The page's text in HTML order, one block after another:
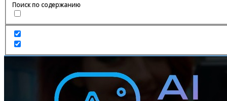
Поиск по содержанию